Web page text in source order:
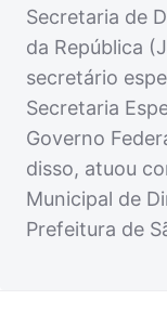
Secretaria de
da República
secretário
Secretaria
Governo
disso, atuou
Municipal de
Prefeitura de